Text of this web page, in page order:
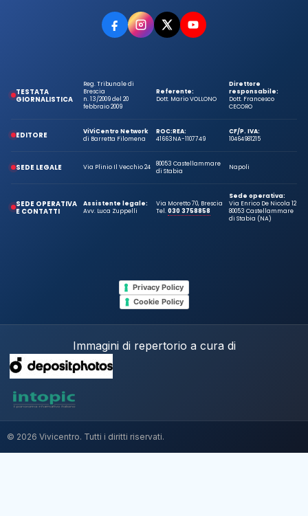
TESTATA
GIORNALISTICA
Reg. Tribunale di
Brescia
n. 13/2009 del 20
febbraio 2009
Referente:
Dott. Mario VOLLONO
Direttore
responsabile:
Dott. Francesco
CECORO
EDITORE
ViViCentro Network
di Barretta Filomena
ROC:
41663
REA:
NA-1107749
CF/P. IVA:
10464981215
SEDE LEGALE Via Plinio Il Vecchio 24
80053 Castellammare
di Stabia
Napoli
SEDE OPERATIVA
E CONTATTI
Assistente legale:
Avv. Luca Zuppelli
Via Moretto 70, Brescia
Tel.030 3758858
Sede operativa:
Via Enrico De Nicola 12
80053 Castellammare
di Stabia (NA)
Privacy Policy
Cookie Policy
Immagini di repertorio a cura di
© 2026 Vivicentro. Tutti i diritti riservati.